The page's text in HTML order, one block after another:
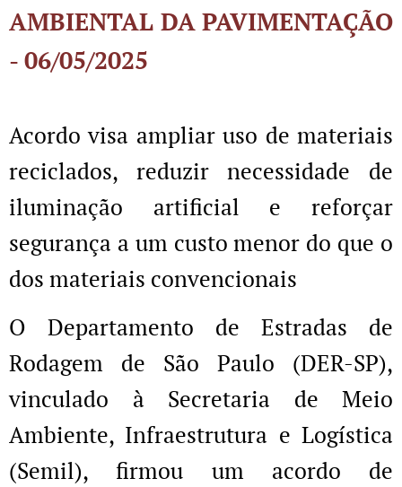
AMBIENTAL DA PAVIMENTAÇÃO
- 06/05/2025
Acordo visa ampliar uso de materiais
reciclados, reduzir necessidade de
iluminação artificial e reforçar
segurança a um custo menor do que o
dos materiais convencionais
O Departamento de Estradas de
Rodagem de São Paulo (DER-SP),
vinculado à Secretaria de Meio
Ambiente, Infraestrutura e Logística
(Semil), firmou um acordo de